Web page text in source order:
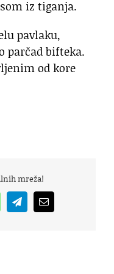
iz tiganja.
pavlaku,
parčad bifteka.
od kore
mreža!
TelegramEmail